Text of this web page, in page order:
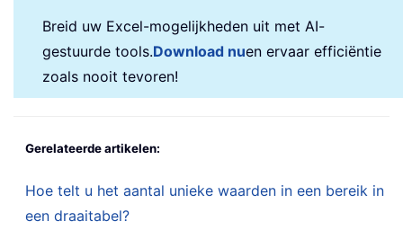
Breid uw Excel-mogelijkheden uit met AI-
gestuurde tools.Download nuen ervaar efficiëntie
zoals nooit tevoren!
Gerelateerde artikelen:
Hoe telt u het aantal unieke waarden in een bereik in
een draaitabel?